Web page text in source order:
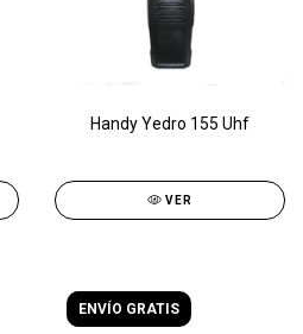
Handy Yedro 155 Uhf
VER
ENVÍO GRATIS